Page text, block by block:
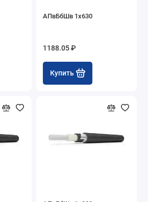
АПвБбШв 1х630
1188.05 ₽
Купить